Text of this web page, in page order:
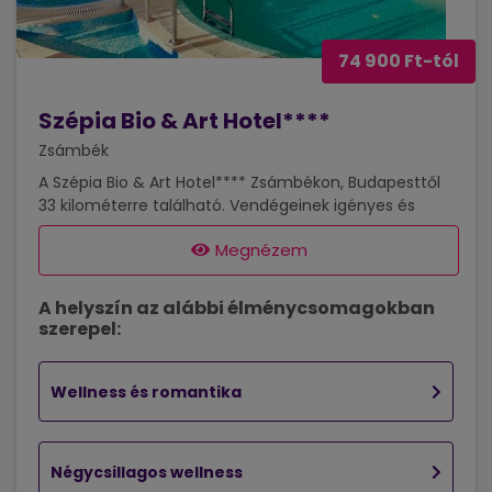
74 900 Ft-tól
Szépia Bio & Art Hotel****
Zsámbék
A Szépia Bio & Art Hotel**** Zsámbékon, Budapesttől
33 kilométerre található. Vendégeinek igényes és
művészi környezetet, egyedi berendezésű szobákat,
wellnessrészleget, sportolási lehetőségeket kínál. A
négycsillagos szállodának 18 standard, 14 standard
plus, 4 bio comfort, egy superior és egy
mozgáskorlátozott vendégek számára kialakított
szobája van. A szobák mindegyikét a modern dizájn
követelményeinek és kényelmi szempontjainak
megfelelően alakítottuk ki, egyszerű, letisztult stílussal
és meleg, barátságos színvilággal, a szálloda...
Megnézem
A helyszín az alábbi élménycsomagokban
szerepel:
Wellness és romantika
Négycsillagos wellness